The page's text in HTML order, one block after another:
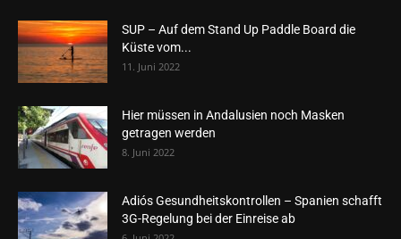
SUP – Auf dem Stand Up Paddle Board die
Küste vom...
11. Juni 2022
Hier müssen in Andalusien noch Masken
getragen werden
8. Juni 2022
Adiós Gesundheitskontrollen – Spanien schafft
3G-Regelung bei der Einreise ab